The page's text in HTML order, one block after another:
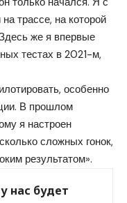
трассе, на которой
же я впервые
тестах в 2021-м,
особенно
В прошлом
я настроен
сложных гонок,
результатом».
нас будет